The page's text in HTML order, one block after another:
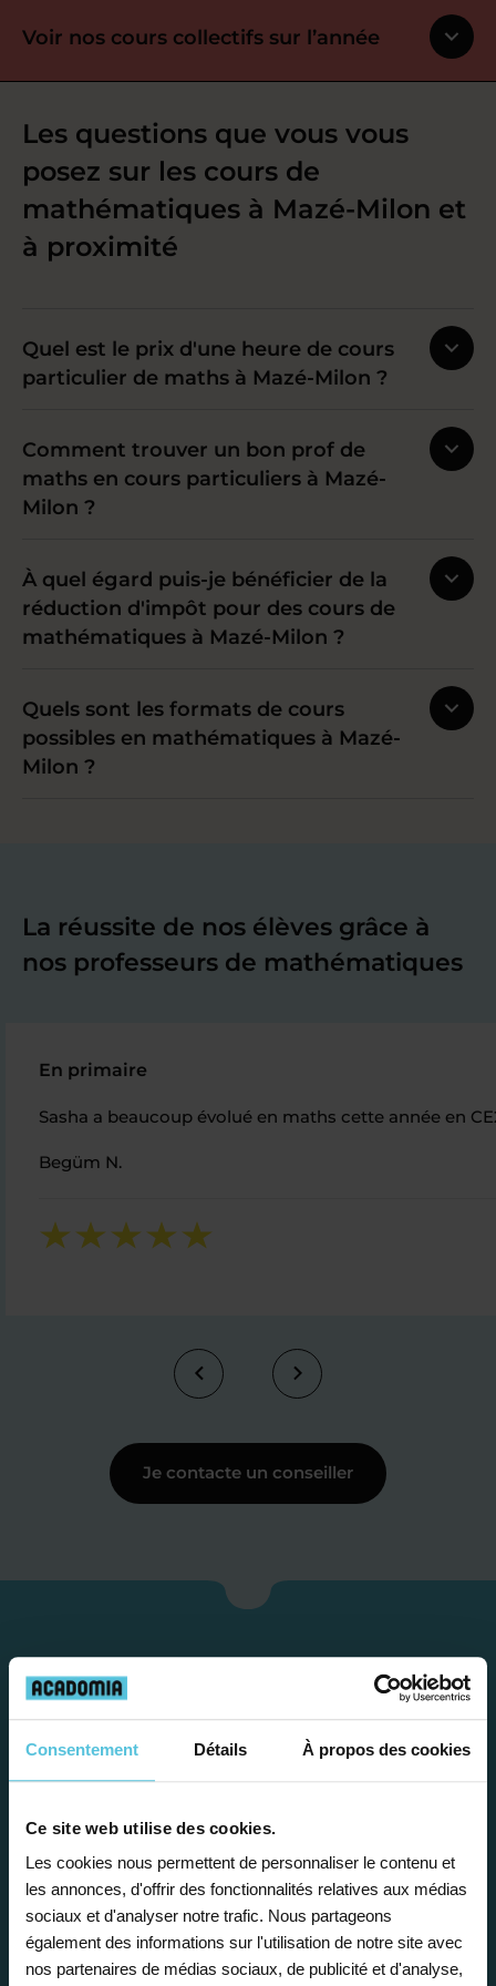
Consentement Détails À propos des cookies
Ce site web utilise des cookies.
Les cookies nous permettent de personnaliser le contenu et
les annonces, d'offrir des fonctionnalités relatives aux médias
sociaux et d'analyser notre trafic. Nous partageons
également des informations sur l'utilisation de notre site avec
nos partenaires de médias sociaux, de publicité et d'analyse,
Voir nos cours collectifs sur l’année
Les questions que vous vous
posez sur les cours de
mathématiques à Mazé-Milon et
à proximité
Quel est le prix d'une heure de cours
particulier de maths à Mazé-Milon ?
Comment trouver un bon prof de
maths en cours particuliers à Mazé-
Milon ?
À quel égard puis-je bénéficier de la
réduction d'impôt pour des cours de
mathématiques à Mazé-Milon ?
Quels sont les formats de cours
possibles en mathématiques à Mazé-
Milon ?
La réussite de nos élèves grâce à
nos professeurs de mathématiques
En primaire
Sasha a beaucoup évolué en maths cette année en
Begüm N.
Je contacte un conseiller
Étape 1
Je vous propose un
bilan personnalisé